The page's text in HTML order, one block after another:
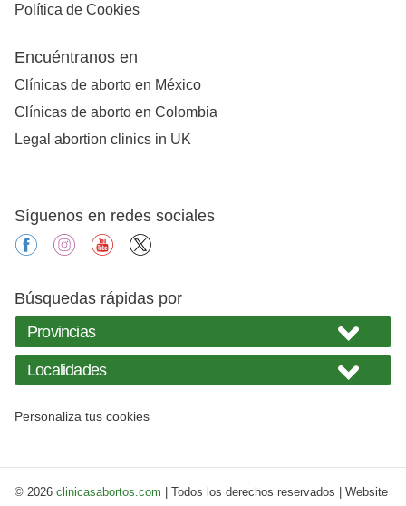
Política de Cookies
Encuéntranos en
Clínicas de aborto en México
Clínicas de aborto en Colombia
Legal abortion clinics in UK
Síguenos en redes sociales
facebookinstagramyoutube
Búsquedas rápidas por
Personaliza tus cookies
© 2026 clinicasabortos.com | Todos los derechos reservados | Website